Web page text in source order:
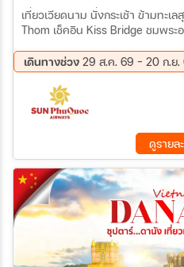
เที่ยวเวียดนาม นั่งกระเช้า ข้ามทะเ
Thom เช็คอิน Kiss Bridge ชมพร
เดินเล่น VuiFesta ถนนคนเดินสุดชิ
เดินทางช่วง 29 ส.ค. 69 - 20 ก.ย.
18 ก.ย. 69 - 20 ก.ย. 69
ดูรายล